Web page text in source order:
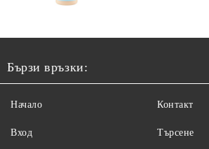
Бързи връзки:
Начало
Вход
Контакт
Търсене